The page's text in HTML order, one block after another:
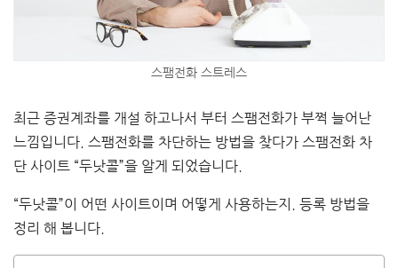
스팸전화 스트레스
최근 증권계좌를 개설 하고나서 부터 스팸전화가 부쩍 늘어난
느낌입니다. 스팸전화를 차단하는 방법을 찾다가 스팸전화 차
단 사이트 “두낫콜”을 알게 되었습니다.
“두낫콜”이 어떤 사이트이며 어떻게 사용하는지. 등록 방법을
정리 해 봅니다.